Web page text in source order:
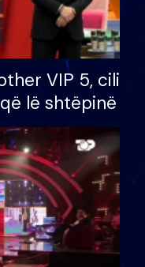
VIP 5, cili
lë shtëpinë